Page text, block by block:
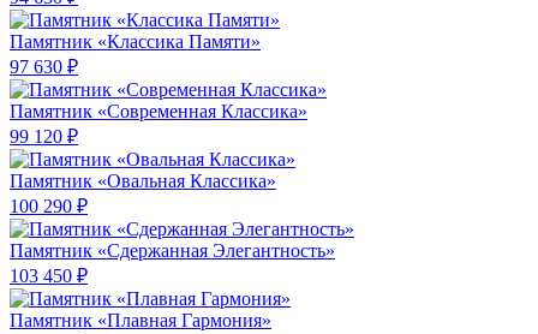
Памятник «Классика Памяти»
97 630 ₽
Памятник «Современная Классика»
99 120 ₽
Памятник «Овальная Классика»
100 290 ₽
Памятник «Сдержанная Элегантность»
103 450 ₽
Памятник «Плавная Гармония»